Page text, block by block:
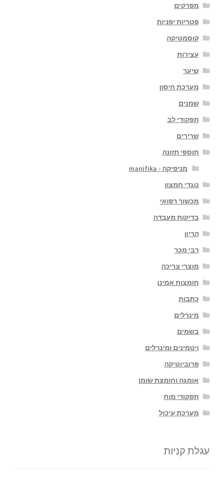
מפרקים
פטריות יפניות
קוסמטיקה
עצירות
שיער
מערכת חיסון
שמנים
תפקודי לב
שרירים
תוספי תזונה
מניפיקה - manifika
נוגדי חמצון
מכשור רפואי
בדיקות מעבדה
הריון
רבי מכר
מוצרי צריכה
חומצות אמינו
כתבות
מינרלים
בשמים
ויטמינים ומינרלים
פרוביוטיקה
אומגה וחומצת שומן
תפקודי מוח
מערכת עיכול
עגלת קניות